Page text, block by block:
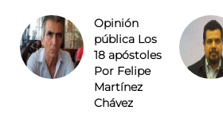
Opinión
pública Los
18 apóstoles
Por Felipe
Martínez
Chávez